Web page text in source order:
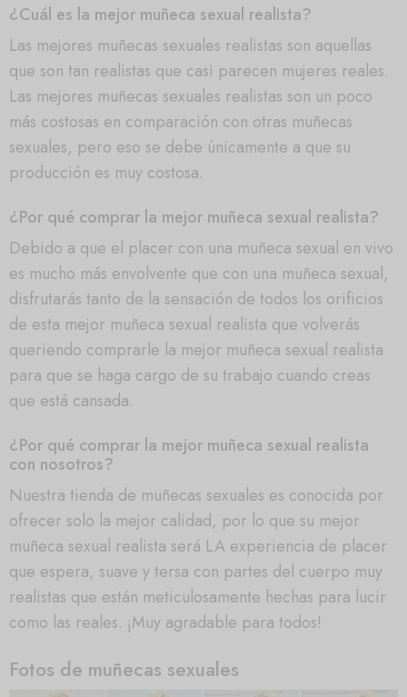
¿Cuál es la mejor muñeca sexual realista?
Las mejores muñecas sexuales realistas son aquellas
que son tan realistas que casi parecen mujeres reales.
Las mejores muñecas sexuales realistas son un poco
más costosas en comparación con otras muñecas
sexuales, pero eso se debe únicamente a que su
producción es muy costosa.
¿Por qué comprar la mejor muñeca sexual realista?
Debido a que el placer con una muñeca sexual en vivo
es mucho más envolvente que con una muñeca sexual,
disfrutarás tanto de la sensación de todos los orificios
de esta mejor muñeca sexual realista que volverás
queriendo comprarle la mejor muñeca sexual realista
para que se haga cargo de su trabajo cuando creas
que está cansada.
¿Por qué comprar la mejor muñeca sexual realista
con nosotros?
Nuestra tienda de muñecas sexuales es conocida por
ofrecer solo la mejor calidad, por lo que su mejor
muñeca sexual realista será LA experiencia de placer
que espera, suave y tersa con partes del cuerpo muy
realistas que están meticulosamente hechas para lucir
como las reales. ¡Muy agradable para todos!
Fotos de muñecas sexuales